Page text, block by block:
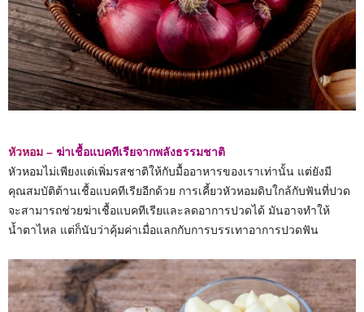
หัวหอม – ฆ่าเชื้อแบคทีเรียจากพลังธรรมชาติ
หัวหอมไม่เพียงแต่เพิ่มรสชาติให้กับมื้ออาหารของเราเท่านั้น แต่ยังมี
คุณสมบัติต้านเชื้อแบคทีเรียอีกด้วย การเคี้ยวหัวหอมดิบใกล้กับฟันที่ปวด
จะสามารถช่วยฆ่าเชื้อแบคทีเรียและลดอาการปวดได้ มันอาจทำให้
น้ำตาไหล แต่ก็นับว่าคุ้มค่าเมื่อแลกกับการบรรเทาอาการปวดฟัน